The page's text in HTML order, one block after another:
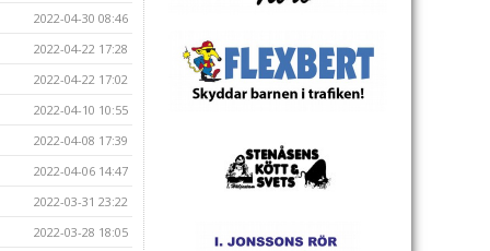
2022-04-30 08:46
2022-04-22 17:28
2022-04-22 17:02
2022-04-10 10:55
2022-04-08 17:39
2022-04-06 14:47
2022-03-31 23:22
2022-03-28 18:05